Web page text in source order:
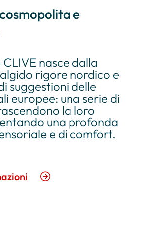
e
nasce dalla
rigore nordico e
suggestioni delle
europee: una serie di
la loro
una profonda
e di comfort.